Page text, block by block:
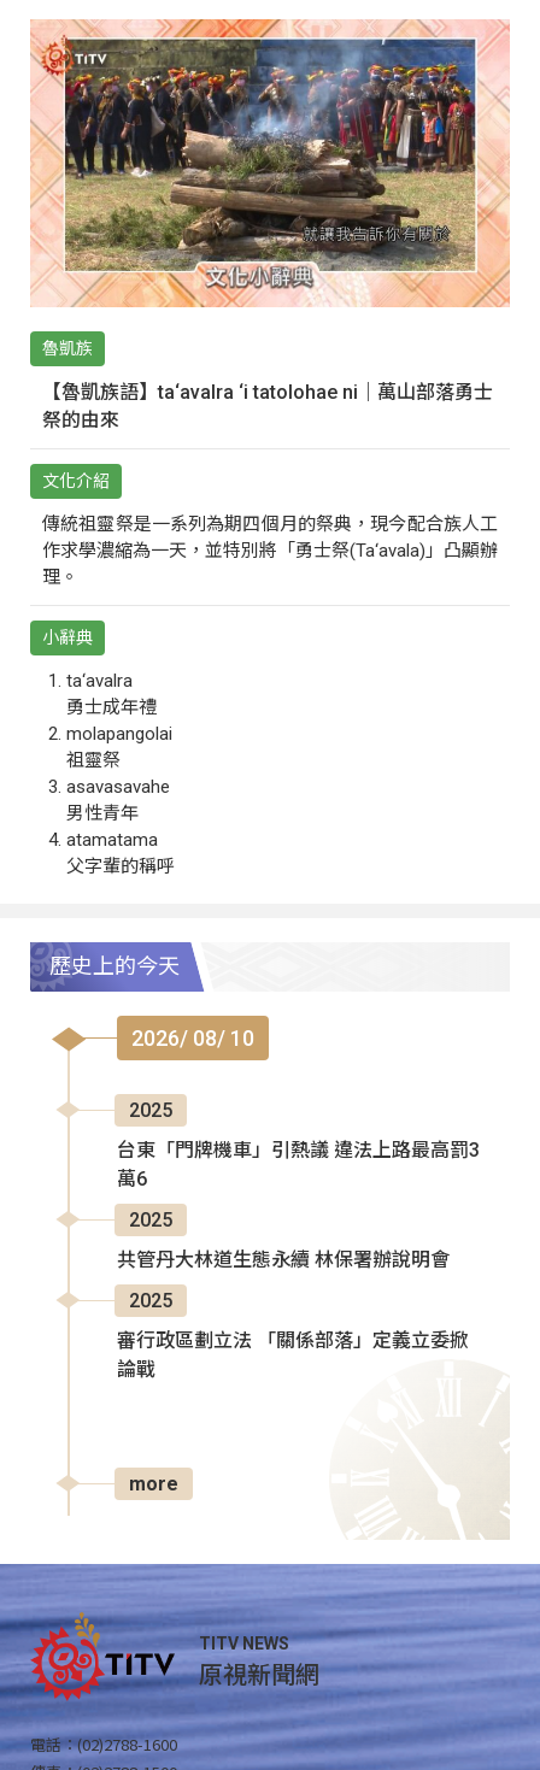
魯凱族
【魯凱族語】ta‘avalra ‘i tatolohae ni｜萬山部落勇士
祭的由來
文化介紹
傳統祖靈祭是一系列為期四個月的祭典，現今配合族人工
作求學濃縮為一天，並特別將「勇士祭(Ta‘avala)」凸顯辦
理。
小辭典
ta‘avalra
勇士成年禮
molapangolai
祖靈祭
asavasavahe
男性青年
atamatama
父字輩的稱呼
歷史上的今天
2026/ 08/ 10
2025
台東「門牌機車」引熱議 違法上路最高罰3
萬6
2025
共管丹大林道生態永續 林保署辦說明會
2025
審行政區劃立法 「關係部落」定義立委掀
論戰
more
TITV NEWS
原視新聞網
電話：(02)2788-1600